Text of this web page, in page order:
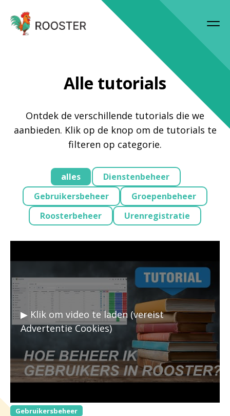
Alle tutorials
Ontdek de verschillende tutorials die we
aanbieden. Klik op de knop om de tutorials te
filteren op categorie.
alles
Dienstenbeheer
Gebruikersbeheer
Groepenbeheer
Roosterbeheer
Urenregistratie
▶ Klik om video te laden (vereist
Advertentie Cookies)
Gebruikersbeheer